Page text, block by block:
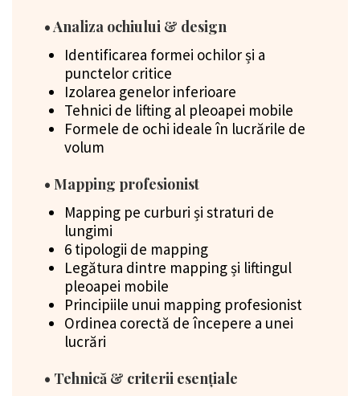
• Analiza ochiului & design
Identificarea formei ochilor și a
punctelor critice
Izolarea genelor inferioare
Tehnici de lifting al pleoapei mobile
Formele de ochi ideale în lucrările de
volum
• Mapping profesionist
Mapping pe curburi și straturi de
lungimi
6 tipologii de mapping
Legătura dintre mapping și liftingul
pleoapei mobile
Principiile unui mapping profesionist
Ordinea corectă de începere a unei
lucrări
• Tehnică & criterii esențiale